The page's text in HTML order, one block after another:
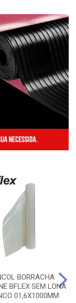
BORRACHA
BFLEX SEM LONA
01,6X1000MM